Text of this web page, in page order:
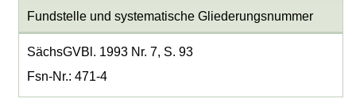
Fundstelle und systematische Gliederungsnummer
SächsGVBl. 1993 Nr. 7, S. 93
Fsn-Nr.: 471-4